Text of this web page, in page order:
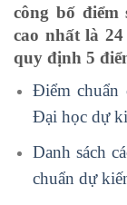
công bố điểm
cao nhất là
quy định 5
Điểm chuẩn
Đại học dự
Danh sách
chuẩn dự